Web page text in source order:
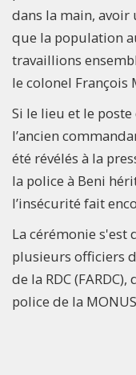
dans la main,
que la population
travaillions
le colonel François
Si le lieu et le
l’ancien
été révélés à la
la police à Beni
l’insécurité fait
La cérémonie s'est
plusieurs officiers
de la RDC
police de la